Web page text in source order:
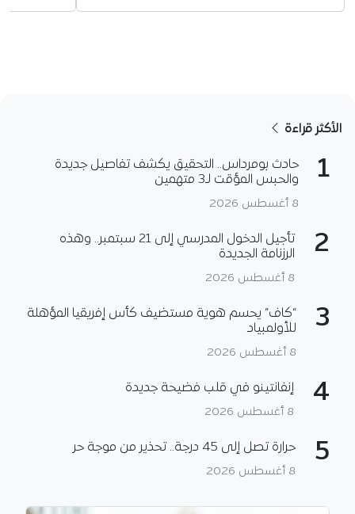
الأكثر قراءة
1
حادث بومرداس.. التحقيق يكشف تفاصيل جديدة
والحبس المؤقت لـ3 متهمين
8 أغسطس 2026
2
تأجيل الدخول المدرسي إلى 21 سبتمبر.. وهذه
الرزنامة الجديدة
8 أغسطس 2026
3
“كاف” يحسم هوية مستضيف كأس إفريقيا المؤهلة
للأولمبياد
8 أغسطس 2026
4 إنفانتينو في قلب فضيحة جديدة
8 أغسطس 2026
5 حرارة تصل إلى 45 درجة.. تحذير من موجة حر
8 أغسطس 2026